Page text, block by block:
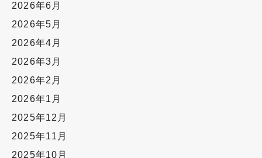
2026年6月
2026年5月
2026年4月
2026年3月
2026年2月
2026年1月
2025年12月
2025年11月
2025年10月